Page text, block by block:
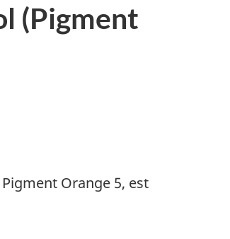
(Pigment
Pigment Orange5, est